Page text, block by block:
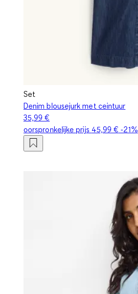
Set
Denim blousejurk met ceintuur
35,99 €
oorspronkelijke prijs 45,99 € -21%